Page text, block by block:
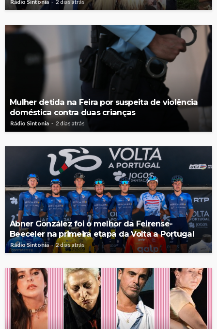
Rádio Sintonia 2 dias atrás
Mulher detida na Feira por suspeita de violência
doméstica contra duas crianças
Rádio Sintonia 2 dias atrás
Abner González foi o melhor da Feirense-
Beeceler na primeira etapa da Volta a Portugal
Rádio Sintonia 2 dias atrás